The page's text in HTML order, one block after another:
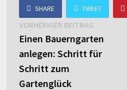
SHARE TWEET
Beitragsnavigation
VORHERIGER BEITRAGVorheriger
Beitrag:
Einen Bauerngarten
anlegen: Schritt für
Schritt zum
Gartenglück